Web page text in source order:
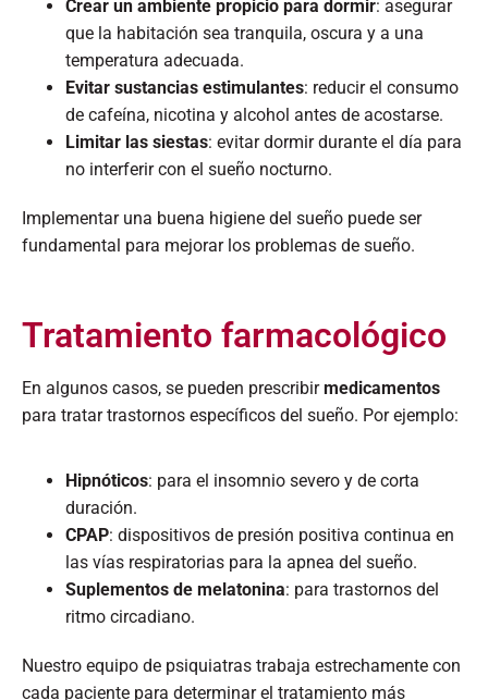
Crear un ambiente propicio para dormir: asegurar
que la habitación sea tranquila, oscura y a una
temperatura adecuada.​
Evitar sustancias estimulantes: reducir el consumo
de cafeína, nicotina y alcohol antes de acostarse.​
Limitar las siestas: evitar dormir durante el día para
no interferir con el sueño nocturno.​
Implementar una buena higiene del sueño puede ser
fundamental para mejorar los problemas de sueño.
Tratamiento farmacológico
En algunos casos, se pueden prescribirmedicamentos
para tratar trastornos específicos del sueño. Por ejemplo:​
Hipnóticos: para el insomnio severo y de corta
duración.​
CPAP: dispositivos de presión positiva continua en
las vías respiratorias para la apnea del sueño.​
Suplementos de melatonina: para trastornos del
ritmo circadiano.​
Nuestro equipo de psiquiatras trabaja estrechamente con
cada paciente para determinar el tratamiento más